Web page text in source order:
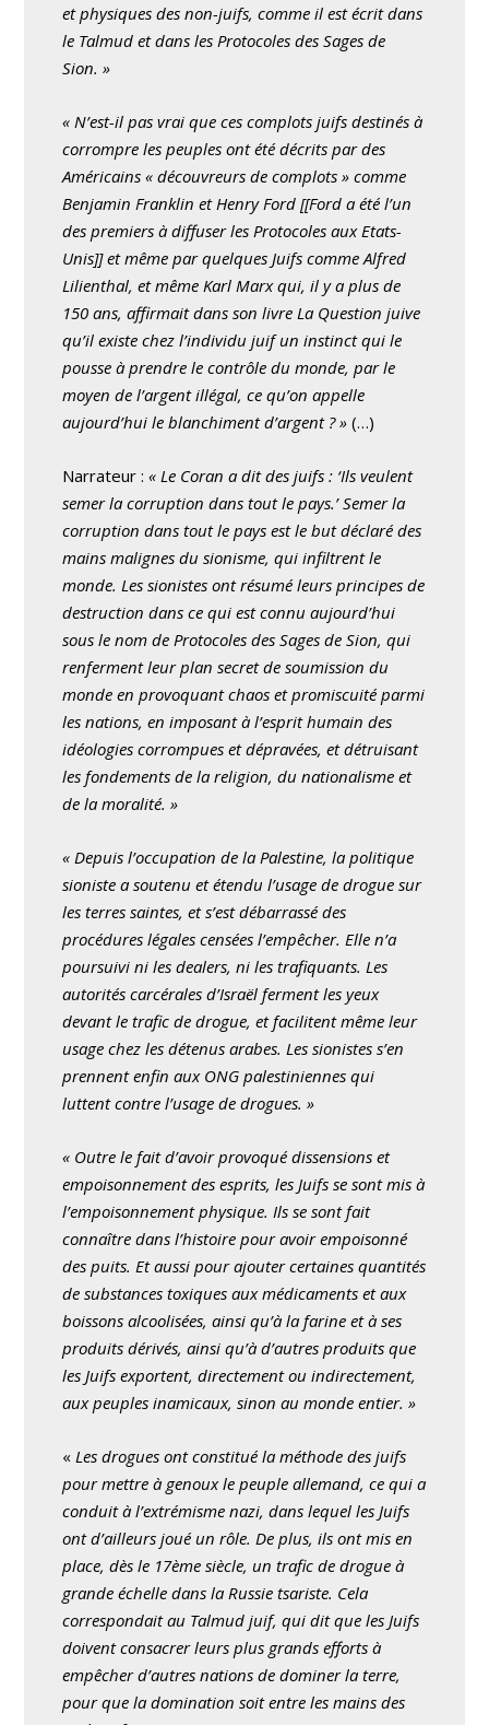
et physiques des non-juifs, comme il est écrit dans
le Talmud et dans les Protocoles des Sages de
Sion. »
« N’est-il pas vrai que ces complots juifs destinés à
corrompre les peuples ont été décrits par des
Américains « découvreurs de complots » comme
Benjamin Franklin et Henry Ford [[Ford a été l’un
des premiers à diffuser les Protocoles aux Etats-
Unis]] et même par quelques Juifs comme Alfred
Lilienthal, et même Karl Marx qui, il y a plus de
150 ans, affirmait dans son livre La Question juive
qu’il existe chez l’individu juif un instinct qui le
pousse à prendre le contrôle du monde, par le
moyen de l’argent illégal, ce qu’on appelle
aujourd’hui le blanchiment d’argent ? » (…)
Narrateur :« Le Coran a dit des juifs : ‘Ils veulent
semer la corruption dans tout le pays.’ Semer la
corruption dans tout le pays est le but déclaré des
mains malignes du sionisme, qui infiltrent le
monde. Les sionistes ont résumé leurs principes de
destruction dans ce qui est connu aujourd’hui
sous le nom de Protocoles des Sages de Sion, qui
renferment leur plan secret de soumission du
monde en provoquant chaos et promiscuité parmi
les nations, en imposant à l’esprit humain des
idéologies corrompues et dépravées, et détruisant
les fondements de la religion, du nationalisme et
de la moralité. »
« Depuis l’occupation de la Palestine, la politique
sioniste a soutenu et étendu l’usage de drogue sur
les terres saintes, et s’est débarrassé des
procédures légales censées l’empêcher. Elle n’a
poursuivi ni les dealers, ni les trafiquants. Les
autorités carcérales d’Israël ferment les yeux
devant le trafic de drogue, et facilitent même leur
usage chez les détenus arabes. Les sionistes s’en
prennent enfin aux ONG palestiniennes qui
luttent contre l’usage de drogues. »
« Outre le fait d’avoir provoqué dissensions et
empoisonnement des esprits, les Juifs se sont mis à
l’empoisonnement physique. Ils se sont fait
connaître dans l’histoire pour avoir empoisonné
des puits. Et aussi pour ajouter certaines quantités
de substances toxiques aux médicaments et aux
boissons alcoolisées, ainsi qu’à la farine et à ses
produits dérivés, ainsi qu’à d’autres produits que
les Juifs exportent, directement ou indirectement,
aux peuples inamicaux, sinon au monde entier. »
«Les drogues ont constitué la méthode des juifs
pour mettre à genoux le peuple allemand, ce qui a
conduit à l’extrémisme nazi, dans lequel les Juifs
ont d’ailleurs joué un rôle. De plus, ils ont mis en
place, dès le 17ème siècle, un trafic de drogue à
grande échelle dans la Russie tsariste. Cela
correspondait au Talmud juif, qui dit que les Juifs
doivent consacrer leurs plus grands efforts à
empêcher d’autres nations de dominer la terre,
pour que la domination soit entre les mains des